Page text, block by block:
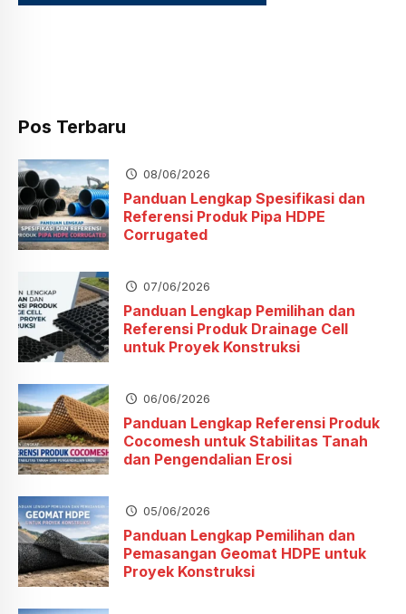
Pos Terbaru
08/06/2026
Panduan Lengkap Spesifikasi dan
Referensi Produk Pipa HDPE
Corrugated
07/06/2026
Panduan Lengkap Pemilihan dan
Referensi Produk Drainage Cell
untuk Proyek Konstruksi
06/06/2026
Panduan Lengkap Referensi Produk
Cocomesh untuk Stabilitas Tanah
dan Pengendalian Erosi
05/06/2026
Panduan Lengkap Pemilihan dan
Pemasangan Geomat HDPE untuk
Proyek Konstruksi